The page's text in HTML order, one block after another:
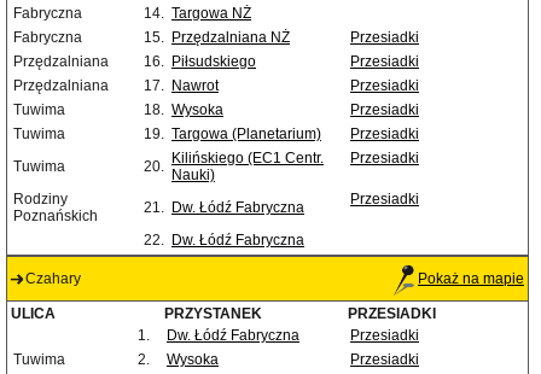
Fabryczna
14. Targowa NŻ
Fabryczna
15. Przędzalniana NŻ
Przesiadki
Przędzalniana
16. Piłsudskiego
Przesiadki
Przędzalniana
17. Nawrot
Przesiadki
Tuwima
18. Wysoka
Przesiadki
Tuwima
19. Targowa (Planetarium)
Przesiadki
Tuwima
20. Kilińskiego (EC1 Centr.
Nauki)
Przesiadki
Rodziny
Poznańskich
21. Dw. Łódź Fabryczna Przesiadki
22. Dw. Łódź Fabryczna
Czahary Pokaż na mapie
ULICA PRZYSTANEK
PRZESIADKI
1.
Dw. Łódź Fabryczna
Przesiadki
Tuwima
2. Wysoka
Przesiadki